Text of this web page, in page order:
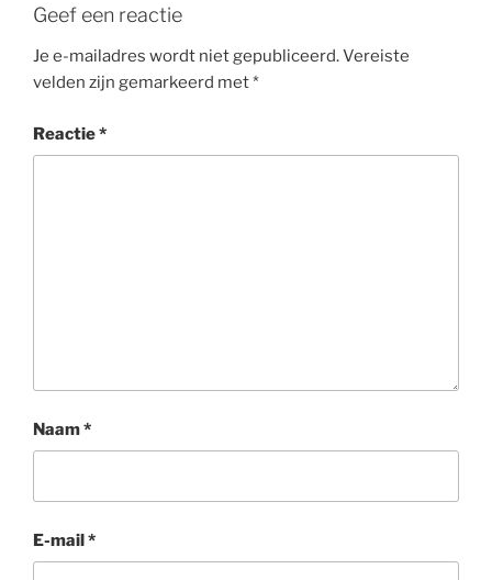
Geef een reactie
Je e-mailadres wordt niet gepubliceerd.Vereiste
velden zijn gemarkeerd met*
Reactie*
Naam*
E-mail*